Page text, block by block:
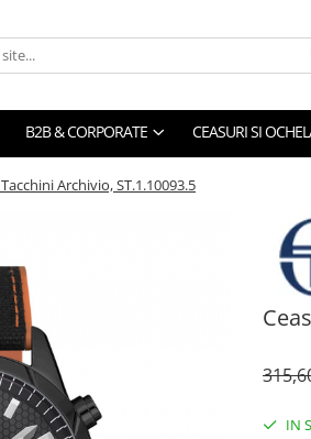
B2B & CORPORATE CEASURI SI
Archivio, ST.1.10093.5
IN